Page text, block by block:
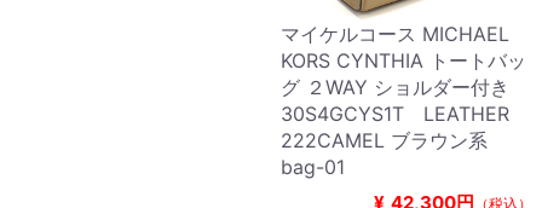
マイケルコース MICHAEL
KORS CYNTHIA トートバッ
グ ２WAY ショルダー付き
30S4GCYS1T LEATHER
222CAMEL ブラウン系
bag-01
¥ 42,300円 （税込）